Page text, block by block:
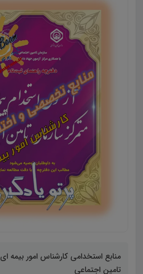
منابع استخدامی کارشناس امور بیمه ای
تامین اجتماعی